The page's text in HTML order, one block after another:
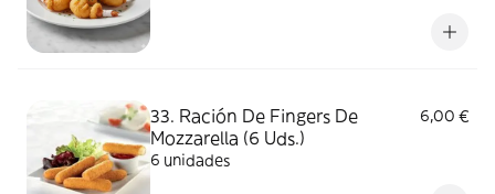
33. Ración De Fingers De
Mozzarella (6 Uds.)
6,00 €
6 unidades